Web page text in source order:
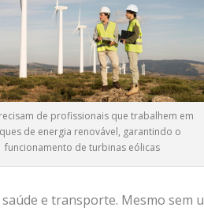
de profissionais que trabalhem em
de energia renovável, garantindo o
funcionamento de turbinas eólicas
saúde e transporte. Mesmo sem